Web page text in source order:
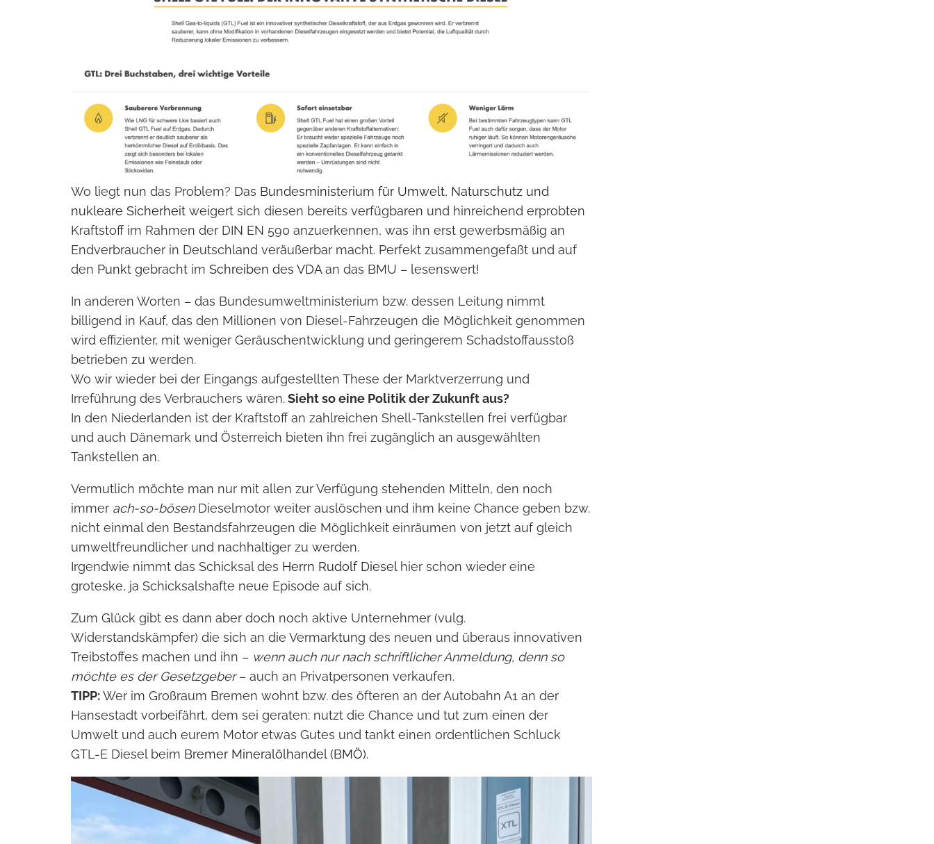
Wo liegt nun das Problem? Das Bundesministerium für Umwelt, Naturschutz und
nukleare Sicherheit weigert sich diesen bereits verfügbaren und hinreichend erprobten
Kraftstoff im Rahmen der DIN EN 590 anzuerkennen, was ihn erst gewerbsmäßig an
Endverbraucher in Deutschland veräußerbar macht. Perfekt zusammengefaßt und auf
den Punkt gebracht im Schreiben des VDAan das BMU – lesenswert!
In anderen Worten – das Bundesumweltministerium bzw. dessen Leitung nimmt
billigend in Kauf, das den Millionen von Diesel-Fahrzeugen die Möglichkeit genommen
wird effizienter, mit weniger Geräuschentwicklung und geringerem Schadstoffausstoß
betrieben zu werden.
Wo wir wieder bei der Eingangs aufgestellten These der Marktverzerrung und
Irreführung des Verbrauchers wären.Sieht so eine Politik der Zukunft aus?
In den Niederlanden ist der Kraftstoff an zahlreichen Shell-Tankstellen frei verfügbar
und auch Dänemark und Österreich bieten ihn frei zugänglich an ausgewählten
Tankstellen an.
Vermutlich möchte man nur mit allen zur Verfügung stehenden Mitteln, den noch
immer ach-so-bösenDieselmotor weiter auslöschen und ihm keine Chance geben bzw.
nicht einmal den Bestandsfahrzeugen die Möglichkeit einräumen von jetzt auf gleich
umweltfreundlicher und nachhaltiger zu werden.
Irgendwie nimmt das Schicksal des Herrn Rudolf Dieselhier schon wieder eine
groteske, ja Schicksalshafte neue Episode auf sich.
Zum Glück gibt es dann aber doch noch aktive Unternehmer (vulg.
Widerstandskämpfer) die sich an die Vermarktung des neuen und überaus innovativen
Treibstoffes machen und ihn – wenn auch nur nach schriftlicher Anmeldung, denn so
möchte es der Gesetzgeber– auch an Privatpersonen verkaufen.
TIPP:Wer im Großraum Bremen wohnt bzw. des öfteren an der Autobahn A1 an der
Hansestadt vorbeifährt, dem sei geraten: nutzt die Chance und tut zum einen der
Umwelt und auch eurem Motor etwas Gutes und tankt einen ordentlichen Schluck
GTL-E Diesel beim Bremer Mineralölhandel (BMÖ).